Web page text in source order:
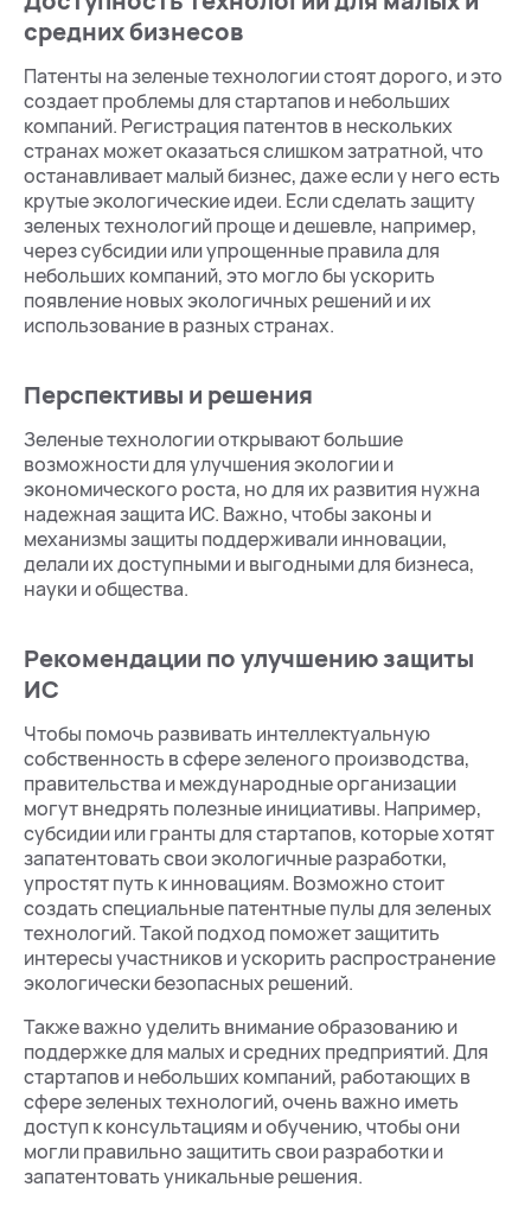
средних бизнесов
Патенты на зеленые технологии стоят дорого, и это
создает проблемы для стартапов и небольших
компаний. Регистрация патентов в нескольких
странах может оказаться слишком затратной, что
останавливает малый бизнес, даже если у него есть
крутые экологические идеи. Если сделать защиту
зеленых технологий проще и дешевле, например,
через субсидии или упрощенные правила для
небольших компаний, это могло бы ускорить
появление новых экологичных решений и их
использование в разных странах.
Перспективы и решения
Зеленые технологии открывают большие
возможности для улучшения экологии и
экономического роста, но для их развития нужна
надежная защита ИС. Важно, чтобы законы и
механизмы защиты поддерживали инновации,
делали их доступными и выгодными для бизнеса,
науки и общества.
Рекомендации по улучшению защиты
ИС
Чтобы помочь развивать интеллектуальную
собственность в сфере зеленого производства,
правительства и международные организации
могут внедрять полезные инициативы. Например,
субсидии или гранты для стартапов, которые хотят
запатентовать свои экологичные разработки,
упростят путь к инновациям. Возможно стоит
создать специальные патентные пулы для зеленых
технологий. Такой подход поможет защитить
интересы участников и ускорить распространение
экологически безопасных решений.
Также важно уделить внимание образованию и
поддержке для малых и средних предприятий. Для
стартапов и небольших компаний, работающих в
сфере зеленых технологий, очень важно иметь
доступ к консультациям и обучению, чтобы они
могли правильно защитить свои разработки и
запатентовать уникальные решения.